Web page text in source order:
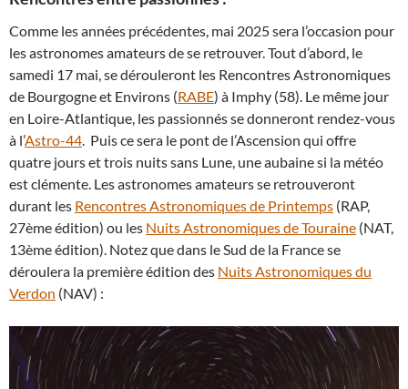
Comme les années précédentes, mai 2025 sera l’occasion pour
les astronomes amateurs de se retrouver. Tout d’abord, le
samedi 17 mai, se dérouleront les Rencontres Astronomiques
de Bourgogne et Environs (RABE) à Imphy (58). Le même jour
en Loire-Atlantique, les passionnés se donneront rendez-vous
à l’Astro-44. Puis ce sera le pont de l’Ascension qui offre
quatre jours et trois nuits sans Lune, une aubaine si la météo
est clémente. Les astronomes amateurs se retrouveront
durant les Rencontres Astronomiques de Printemps (RAP,
27ème édition) ou les Nuits Astronomiques de Touraine (NAT,
13ème édition). Notez que dans le Sud de la France se
déroulera la première édition des Nuits Astronomiques du
Verdon (NAV) :